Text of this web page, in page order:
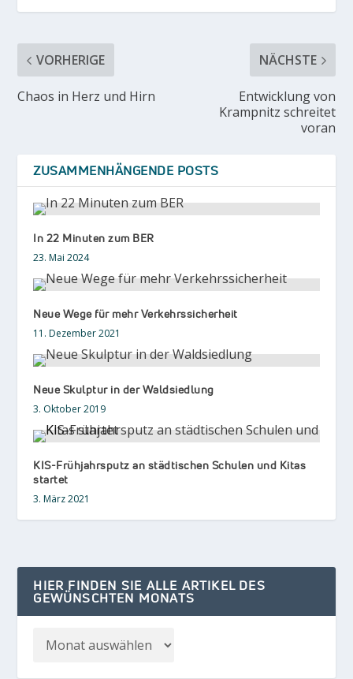
VORHERIGE
Chaos in Herz und Hirn
NÄCHSTE
Entwicklung von
Krampnitz schreitet
voran
ZUSAMMENHÄNGENDE POSTS
In 22 Minuten zum BER
23. Mai 2024
Neue Wege für mehr Verkehrssicherheit
11. Dezember 2021
Neue Skulptur in der Waldsiedlung
3. Oktober 2019
KIS-Frühjahrsputz an städtischen Schulen und Kitas
startet
3. März 2021
HIER FINDEN SIE ALLE ARTIKEL DES
GEWÜNSCHTEN MONATS